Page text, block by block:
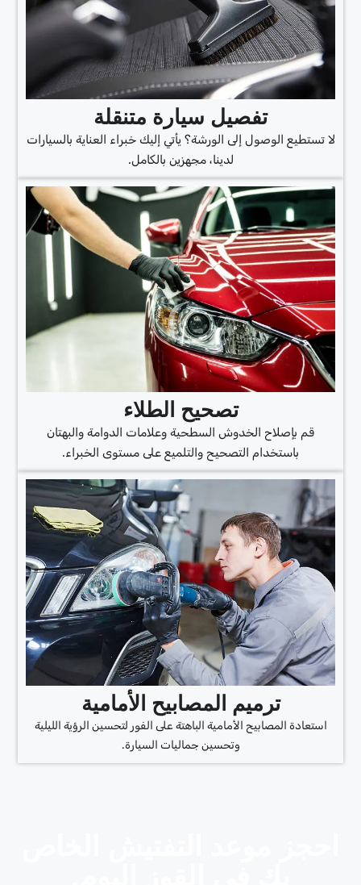
تفصيل سيارة متنقلة
لا تستطيع الوصول إلى الورشة؟ يأتي إليك خبراء العناية بالسيارات
لدينا، مجهزين بالكامل.
تصحيح الطلاء
قم بإصلاح الخدوش السطحية وعلامات الدوامة والبهتان
باستخدام التصحيح والتلميع على مستوى الخبراء.
ترميم المصابيح الأمامية
استعادة المصابيح الأمامية الباهتة على الفور لتحسين الرؤية الليلية
وتحسين جماليات السيارة.